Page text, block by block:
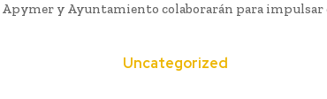
Apymer y Ayuntamiento colaborarán para impulsar
Uncategorized